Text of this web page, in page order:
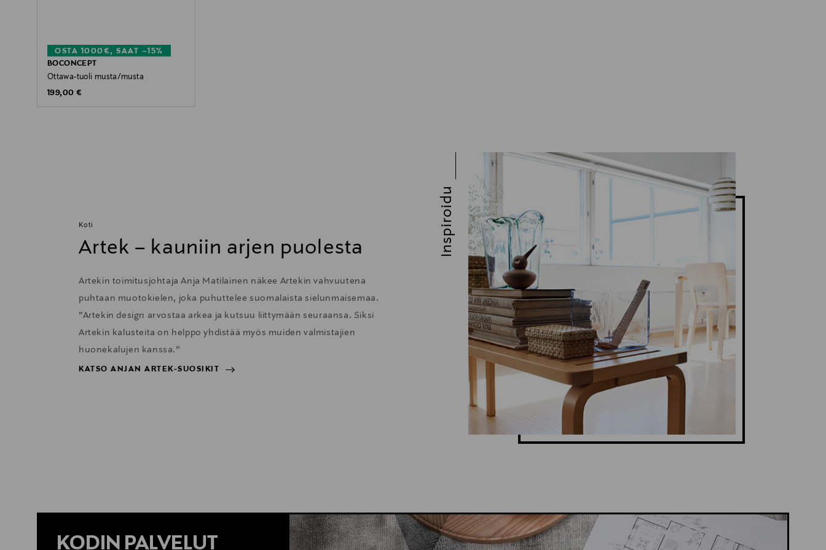
OSTA 1000€, SAAT –15%
BOCONCEPT
Ottawa-tuoli musta/musta
Original Price
199,00 €
Koti
Artek – kauniin arjen puolesta
Artekin toimitusjohtaja Anja Matilainen näkee Artekin vahvuutena
puhtaan muotokielen, joka puhuttelee suomalaista sielunmaisemaa.
”Artekin design arvostaa arkea ja kutsuu liittymään seuraansa. Siksi
Artekin kalusteita on helppo yhdistää myös muiden valmistajien
huonekalujen kanssa.”
KATSO ANJAN ARTEK-SUOSIKIT
Inspiroidu
KODIN PALVELUT